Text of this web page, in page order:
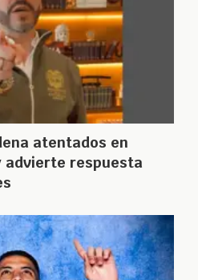
atentados en
advierte respuesta